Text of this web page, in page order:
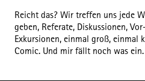
Reicht das? Wir treffen uns jede
geben, Referate, Diskussionen,
Exkursionen, einmal groß, einmal
Comic. Und mir fällt noch was ein.